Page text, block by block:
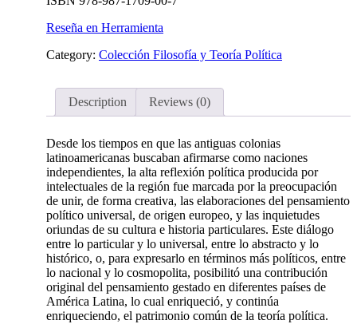
Reseña en Herramienta
Category: Colección Filosofía y Teoría Política
Description Reviews (0)
Desde los tiempos en que las antiguas colonias
latinoamericanas buscaban afirmarse como naciones
independientes, la alta reflexión política producida por
intelectuales de la región fue marcada por la preocupación
de unir, de forma creativa, las elaboraciones del pensamiento
político universal, de origen europeo, y las inquietudes
oriundas de su cultura e historia particulares. Este diálogo
entre lo particular y lo universal, entre lo abstracto y lo
histórico, o, para expresarlo en términos más políticos, entre
lo nacional y lo cosmopolita, posibilitó una contribución
original del pensamiento gestado en diferentes países de
América Latina, lo cual enriqueció, y continúa
enriqueciendo, el patrimonio común de la teoría política.